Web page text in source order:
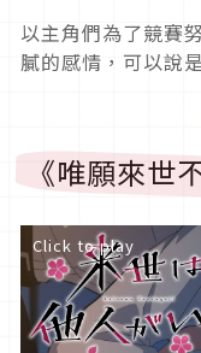
以主角們為了競賽
膩的感情，可以說
《唯願來世
Click to play